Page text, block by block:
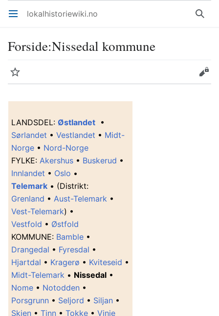
Åpne hovedmenyen lokalhistoriewiki.no Søk
Forside:Nissedal kommune
Overvåk Rediger
LANDSDEL: Østlandet •
Sørlandet • Vestlandet • Midt-
Norge • Nord-Norge
FYLKE: Akershus • Buskerud •
Innlandet • Oslo •
Telemark • (Distrikt:
Grenland • Aust-Telemark •
Vest-Telemark) •
Vestfold • Østfold
KOMMUNE: Bamble •
Drangedal • Fyresdal •
Hjartdal • Kragerø • Kviteseid •
Midt-Telemark • Nissedal •
Nome • Notodden •
Porsgrunn • Seljord • Siljan •
Skien • Tinn • Tokke • Vinje